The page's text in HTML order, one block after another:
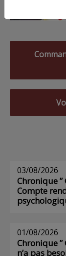
03/08/2026
Chronique ”
Compte
01/08/2026
Chronique ”
n’a pas